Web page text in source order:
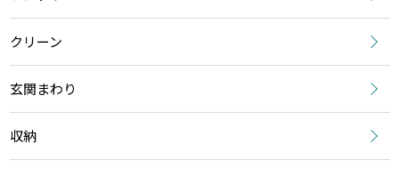
クリーン
玄関まわり
収納